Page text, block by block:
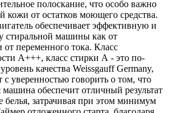
полоскание, что особо важно
кожи от остатков моющего средства.
обеспечивает эффективную и
стиральной машины как от
от переменного тока. Класс
A+++, класс стирки А - это по-
качества Weissgauff Germany,
с уверенностью говорить о том, что
машина обеспечит отличный результат
белья, затрачивая при этом минимум